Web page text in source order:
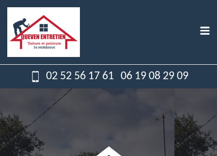
02 52 56 17 61 06 19 08 29 09